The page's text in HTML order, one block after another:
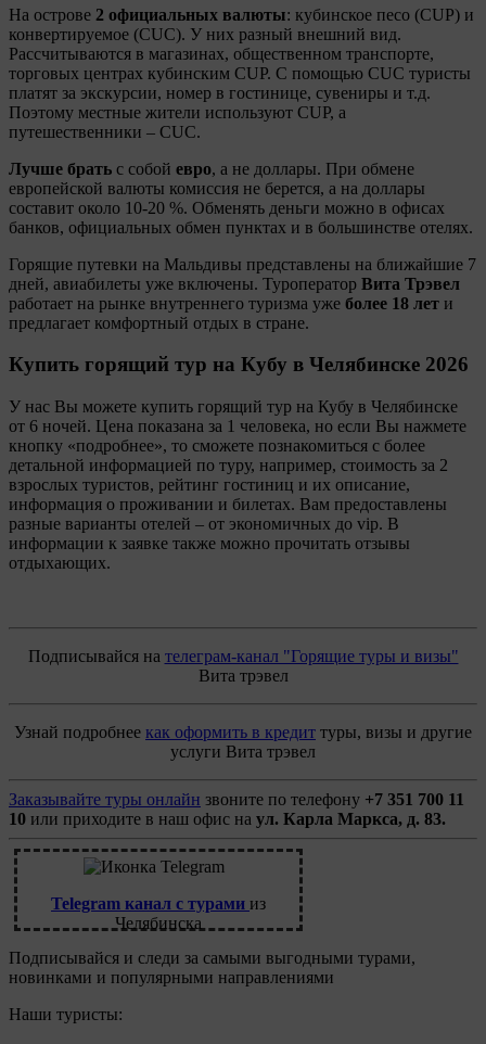
На острове 2 официальных валюты: кубинское песо (CUP) и
конвертируемое (CUC). У них разный внешний вид.
Рассчитываются в магазинах, общественном транспорте,
торговых центрах кубинским CUP. С помощью CUC туристы
платят за экскурсии, номер в гостинице, сувениры и т.д.
Поэтому местные жители используют CUP, а
путешественники – CUC.
Лучше брать с собой евро, а не доллары. При обмене
европейской валюты комиссия не берется, а на доллары
составит около 10-20 %. Обменять деньги можно в офисах
банков, официальных обмен пунктах и в большинстве отелях.
Горящие путевки на Мальдивы представлены на ближайшие 7
дней, авиабилеты уже включены. Туроператор Вита Трэвел
работает на рынке внутреннего туризма уже более 18 лет и
предлагает комфортный отдых в стране.
Купить горящий тур на Кубу в Челябинске 2026
У нас Вы можете купить горящий тур на Кубу в Челябинске
от 6 ночей. Цена показана за 1 человека, но если Вы нажмете
кнопку «подробнее», то сможете познакомиться с более
детальной информацией по туру, например, стоимость за 2
взрослых туристов, рейтинг гостиниц и их описание,
информация о проживании и билетах. Вам предоставлены
разные варианты отелей – от экономичных до vip. В
информации к заявке также можно прочитать отзывы
отдыхающих.
Подписывайся на телеграм-канал "Горящие туры и визы"
Вита трэвел
Узнай подробнее как оформить в кредит туры, визы и другие
услуги Вита трэвел
Заказывайте туры онлайн звоните по телефону +7 351 700 11
10 или приходите в наш офис на ул. Карла Маркса, д. 83.
Telegram канал с турами из
Челябинска
Подписывайся и следи за самыми выгодными турами,
новинками и популярными направлениями
Наши туристы: